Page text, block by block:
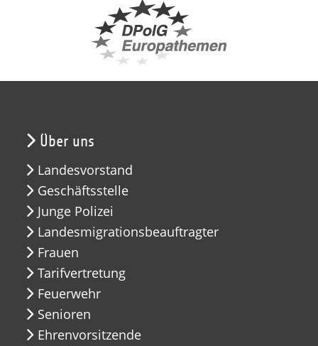
Über uns
Landesvorstand
Geschäftsstelle
Junge Polizei
Landesmigrationsbeauftragter
Frauen
Tarifvertretung
Feuerwehr
Senioren
Ehrenvorsitzende